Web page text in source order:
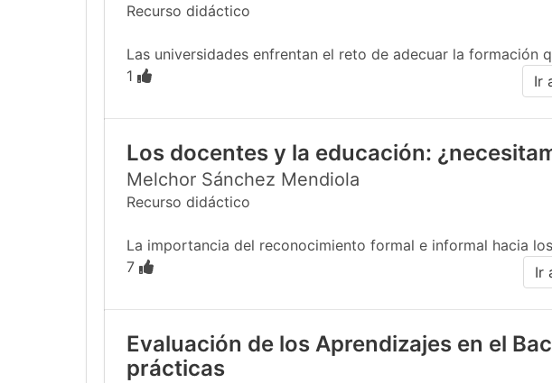
Recurso didáctico
Las universidades enfrentan el reto de adecuar la formación
1
Ir
Los docentes y la educación:
Melchor Sánchez Mendiola
Recurso didáctico
La importancia del reconocimiento formal e informal hacia
7
Ir
Evaluación de los Aprendizajes en el
prácticas